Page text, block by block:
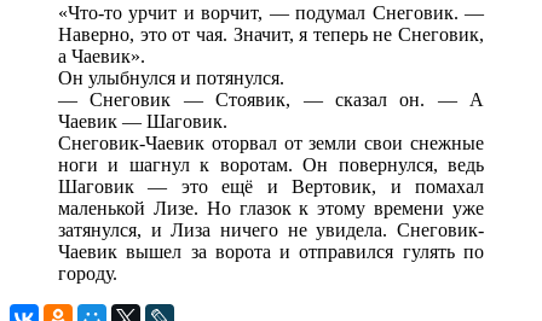
«Что-то урчит и ворчит, — подумал Снеговик. —
Наверно, это от чая. Значит, я теперь не Снеговик,
а Чаевик».
Он улыбнулся и потянулся.
— Снеговик — Стоявик, — сказал он. — А
Чаевик — Шаговик.
Снеговик-Чаевик оторвал от земли свои снежные
ноги и шагнул к воротам. Он повернулся, ведь
Шаговик — это ещё и Вертовик, и помахал
маленькой Лизе. Но глазок к этому времени уже
затянулся, и Лиза ничего не увидела. Снеговик-
Чаевик вышел за ворота и отправился гулять по
городу.